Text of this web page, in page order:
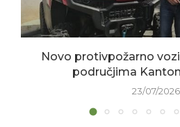
Novo protivpožarno
područjima
23/07/2026